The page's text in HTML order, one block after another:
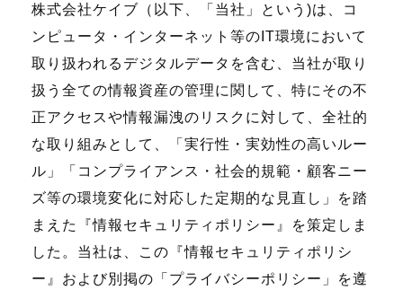
株式会社ケイブ（以下、「当社」という)は、コ
ンピュータ・インターネット等のIT環境において
取り扱われるデジタルデータを含む、当社が取り
扱う全ての情報資産の管理に関して、特にその不
正アクセスや情報漏洩のリスクに対して、全社的
な取り組みとして、「実行性・実効性の高いルー
ル」「コンプライアンス・社会的規範・顧客ニー
ズ等の環境変化に対応した定期的な見直し」を踏
まえた『情報セキュリティポリシー』を策定しま
した。当社は、この『情報セキュリティポリシ
ー』および別掲の「プライバシーポリシー」を遵